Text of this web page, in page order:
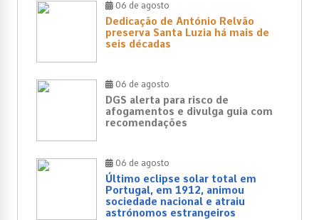
06 de agosto
Dedicação de António Relvão
preserva Santa Luzia há mais de
seis décadas
06 de agosto
DGS alerta para risco de
afogamentos e divulga guia com
recomendações
06 de agosto
Último eclipse solar total em
Portugal, em 1912, animou
sociedade nacional e atraiu
astrónomos estrangeiros